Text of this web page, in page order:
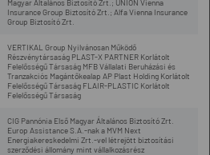
Magyar Általános Biztosító Zrt.; UNION Vienna
Insurance Group Biztosító Zrt.; Alfa Vienna Insurance
Group Biztosító Zrt.
VERTIKAL Group Nyilvánosan Működő
Részvénytársaság PLAST-X PARTNER Korlátolt
Felelősségű Társaság MFB Vállalati Beruházási és
Tranzakciós Magántőkealap AP Plast Holding Korlátolt
Felelősségű Társaság FLAIR-PLASTIC Korlátolt
Felelősségű Társaság
CIG Pannónia Első Magyar Általános Biztosító Zrt.
Europ Assistance S.A.-nak a MVM Next
Energiakereskedelmi Zrt.-vel létrejött biztosítási
szerződési állomány mint vállalkozásrész